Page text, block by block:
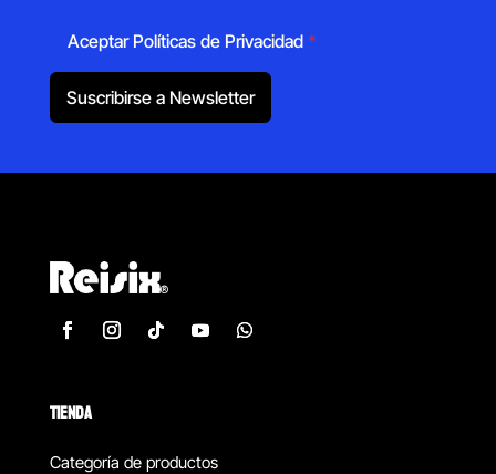
Aceptar Políticas de Privacidad *
Suscribirse a Newsletter
TIENDA
Categoría de productos